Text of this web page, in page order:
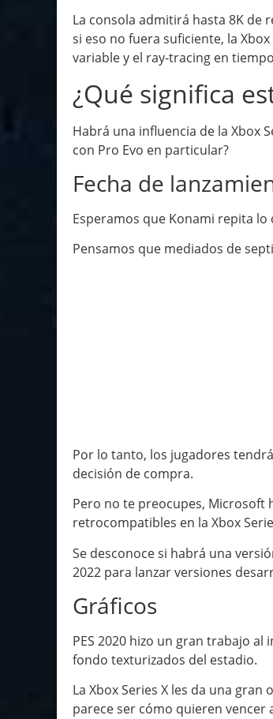
La consola admitirá hasta 8K de
si eso no fuera suficiente, la
variable y el ray-tracing en
¿Qué significa
Habrá una influencia de la Xbox
con Pro Evo en particular?
Fecha de
Esperamos que Konami repita lo
Pensamos que mediados de
Por lo tanto, los jugadores
decisión de compra.
Pero no te preocupes, Microsoft
retrocompatibles en la Xbox
Se desconoce si habrá una
2022 para lanzar versiones
Gráficos
PES 2020 hizo un gran trabajo
fondo texturizados del estadio.
La Xbox Series X les da una
parece ser cómo quieren vencer